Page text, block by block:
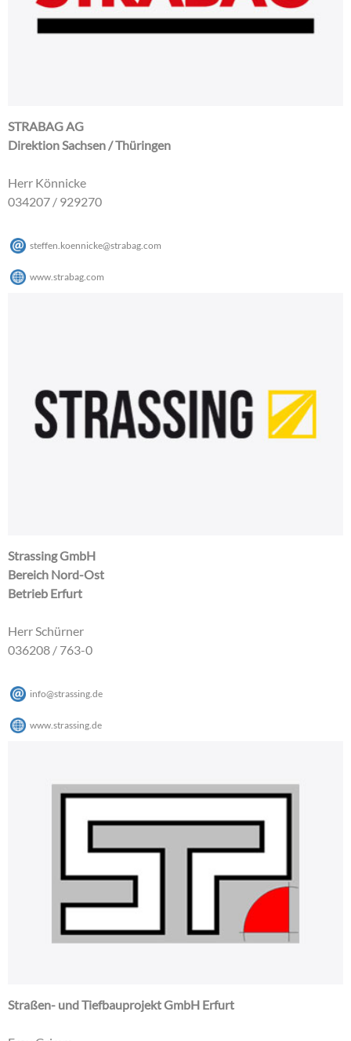
STRABAG AG
Direktion Sachsen / Thüringen
Herr Könnicke
034207 / 929270
steffen.koennicke@strabag.com
www.strabag.com
Strassing GmbH
Bereich Nord-Ost
Betrieb Erfurt
Herr Schürner
036208 / 763-0
info@strassing.de
www.strassing.de
Straßen- und Tiefbauprojekt GmbH Erfurt